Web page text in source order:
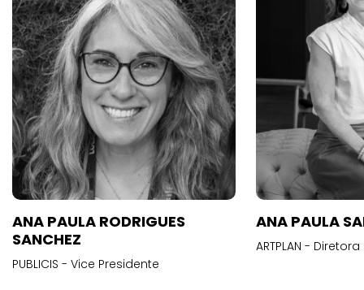
ANA PAULA RODRIGUES
SANCHEZ
PUBLICIS - Vice Presidente
ANA PAULA
ARTPLAN -